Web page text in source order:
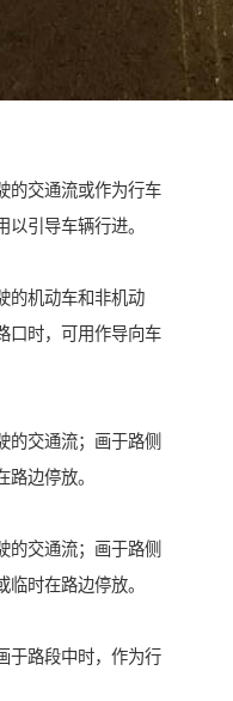
的交通流或作为行车
引导车辆行进。
的机动车和非机动
口时，可用作导向车
的交通流；画于路侧
边停放。
的交通流；画于路侧
时在路边停放。
于路段中时，作为行